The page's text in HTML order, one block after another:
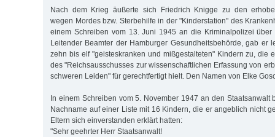
Nach dem Krieg äußerte sich Friedrich Knigge zu den
wegen Mordes bzw. Sterbehilfe in der "Kinderstation" des
einem Schreiben vom 13. Juni 1945 an die Kriminalpolizei über
Leitender Beamter der Hamburger Gesundheitsbehörde, gab er
zehn bis elf "geisteskranken und mißgestalteten" Kindern zu, die
des "Reichsausschusses zur wissenschaftlichen Erfassung von
schweren Leiden" für gerechtfertigt hielt. Den Namen von Elke
In einem Schreiben vom 5. November 1947 an den Staatsanwalt
Nachname auf einer Liste mit 16 Kindern, die er angeblich nicht
Eltern sich einverstanden erklärt hatten:
"Sehr geehrter Herr Staatsanwalt!